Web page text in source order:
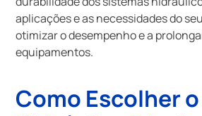
aplicações e as necessidades do
otimizar o desempenho e a
equipamentos.
Como Escolher